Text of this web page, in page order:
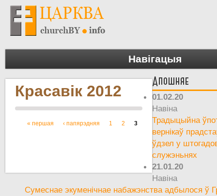
Навігацыя
Красавік 2012
Старонкі
« першая ‹ папярэдняя 1 2 3
Апошняе
01.02.20
Навіна
Традыцыйна
вернікаў
ўдзел у
служэньнях
21.01.20
Навіна
Сумеснае экуменічнае набажэнства адбылося ў